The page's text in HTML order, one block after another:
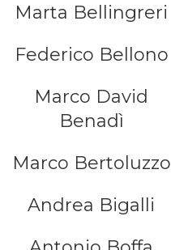
Marta Bellingreri
Federico Bellono
Marco David
Benadì
Marco Bertoluzzo
Andrea Bigalli